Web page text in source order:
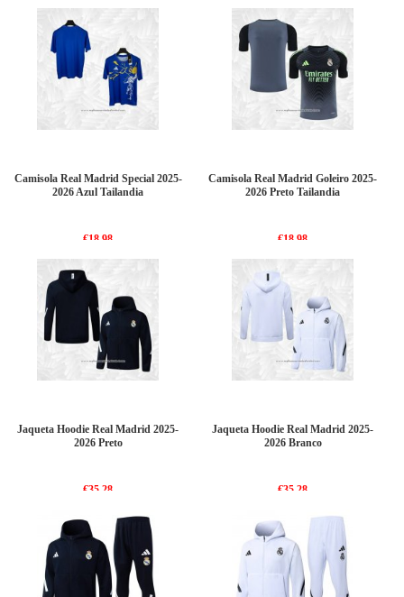
Camisola Real Madrid Special 2025-
2026 Azul Tailandia
€18.98
Camisola Real Madrid Goleiro 2025-
2026 Preto Tailandia
€18.98
Jaqueta Hoodie Real Madrid 2025-
2026 Preto
€35.28
Jaqueta Hoodie Real Madrid 2025-
2026 Branco
€35.28